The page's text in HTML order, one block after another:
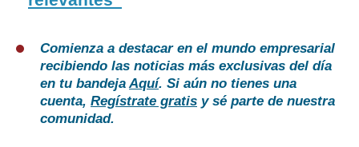
Comienza a destacar en el mundo empresarial
recibiendo las noticias más exclusivas del día
en tu bandejaAquí. Si aún no tienes una
cuenta, Regístrate gratis y sé parte de nuestra
comunidad.